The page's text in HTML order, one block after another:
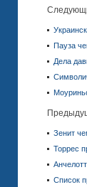
Пауза
Дела
Зенит
Торрес
Список